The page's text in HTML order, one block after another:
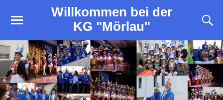
Willkommen bei der
KG "Mörlau"